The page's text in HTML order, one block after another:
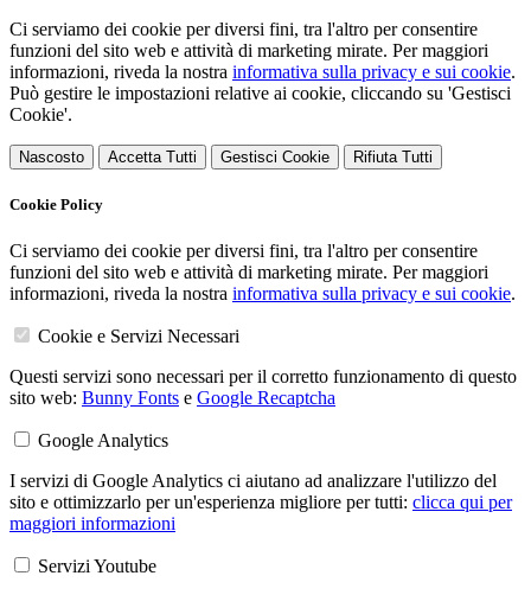
Ci serviamo dei cookie per diversi fini, tra l'altro per consentire
funzioni del sito web e attività di marketing mirate. Per maggiori
informazioni, riveda la nostra informativa sulla privacy e sui cookie.
Può gestire le impostazioni relative ai cookie, cliccando su 'Gestisci
Cookie'.
Nascosto Accetta Tutti Gestisci Cookie Rifiuta Tutti
Cookie Policy
Ci serviamo dei cookie per diversi fini, tra l'altro per consentire
funzioni del sito web e attività di marketing mirate. Per maggiori
informazioni, riveda la nostra informativa sulla privacy e sui cookie.
Cookie e Servizi Necessari
Questi servizi sono necessari per il corretto funzionamento di questo
sito web: Bunny Fonts e Google Recaptcha
Google Analytics
I servizi di Google Analytics ci aiutano ad analizzare l'utilizzo del
sito e ottimizzarlo per un'esperienza migliore per tutti: clicca qui per
maggiori informazioni
Servizi Youtube